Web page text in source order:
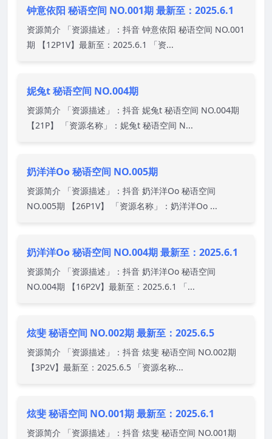
钟意依阳 秘语空间 NO.001期 最新至：2025.6.1
资源简介 「资源描述」：抖音 钟意依阳 秘语空间 NO.001
期 【12P1V】最新至：2025.6.1 「资...
妮兔t 秘语空间 NO.004期
资源简介 「资源描述」：抖音 妮兔t 秘语空间 NO.004期
【21P】 「资源名称」：妮兔t 秘语空间 N...
奶洋洋Oo 秘语空间 NO.005期
资源简介 「资源描述」：抖音 奶洋洋Oo 秘语空间
NO.005期 【26P1V】 「资源名称」：奶洋洋Oo ...
奶洋洋Oo 秘语空间 NO.004期 最新至：2025.6.1
资源简介 「资源描述」：抖音 奶洋洋Oo 秘语空间
NO.004期 【16P2V】最新至：2025.6.1 「...
炫斐 秘语空间 NO.002期 最新至：2025.6.5
资源简介 「资源描述」：抖音 炫斐 秘语空间 NO.002期
【3P2V】最新至：2025.6.5 「资源名称...
炫斐 秘语空间 NO.001期 最新至：2025.6.1
资源简介 「资源描述」：抖音 炫斐 秘语空间 NO.001期